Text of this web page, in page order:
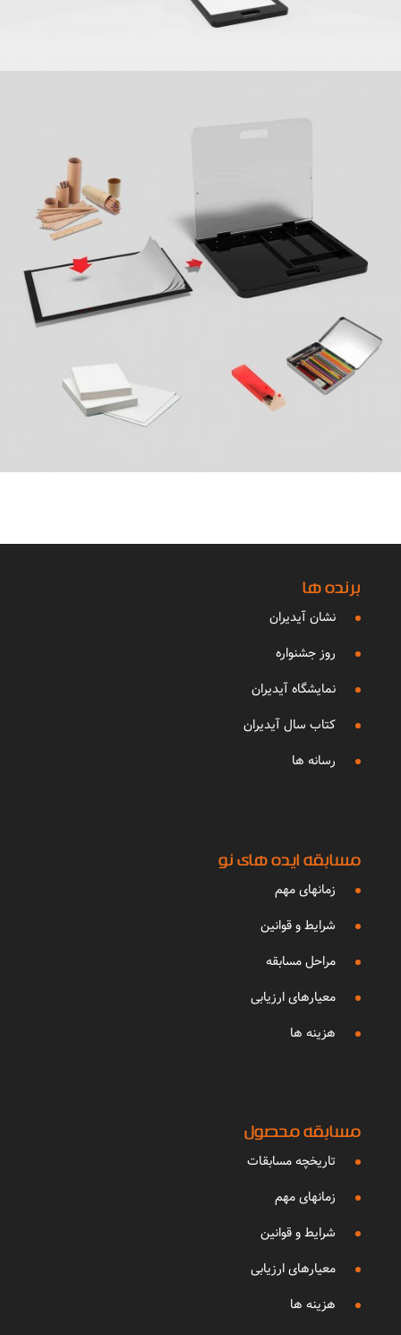
برنده ها
نشان آیدیران
روز جشنواره
نمایشگاه آیدیران
کتاب سال آیدیران
رسانه ها
مسابقه ایده های نو
زمانهای مهم
شرایط و قوانین
مراحل مسابقه
معیارهای ارزیابی
هزینه ها
مسابقه محصول
تاریخچه مسابقات
زمانهای مهم
شرایط و قوانین
معیارهای ارزیابی
هزینه ها